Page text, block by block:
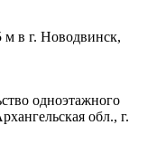
в г. Новодвинск,
одноэтажного
обл., г.